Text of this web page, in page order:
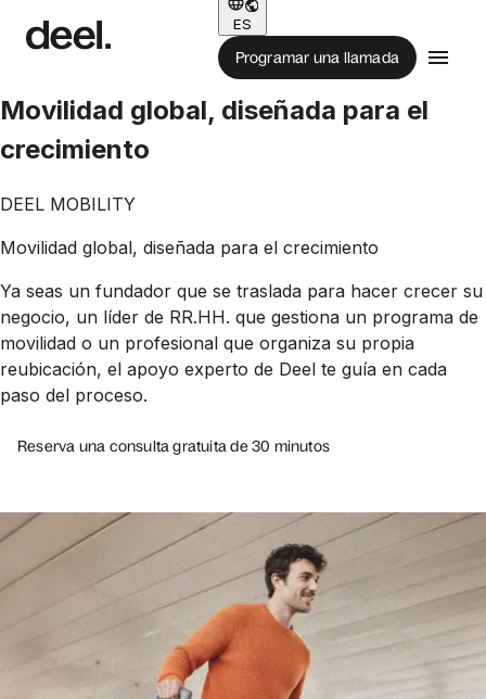
ES
Programar una llamada
Movilidad global, diseñada para el
crecimiento
DEEL MOBILITY
Movilidad global, diseñada para el crecimiento
Ya seas un fundador que se traslada para hacer crecer su
negocio, un líder de RR.HH. que gestiona un programa de
movilidad o un profesional que organiza su propia
reubicación, el apoyo experto de Deel te guía en cada
paso del proceso.
Reserva una consulta gratuita de 30 minutos